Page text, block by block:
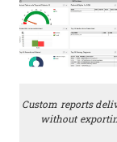
Custom reports
without